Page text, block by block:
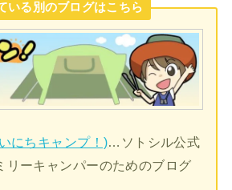
いる別のブログはこちら
にちキャンプ！)…ソトシル公式
リーキャンパーのためのブログ